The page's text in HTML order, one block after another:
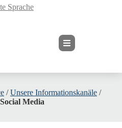
Sprache
/Unsere Informationskanäle /
Media